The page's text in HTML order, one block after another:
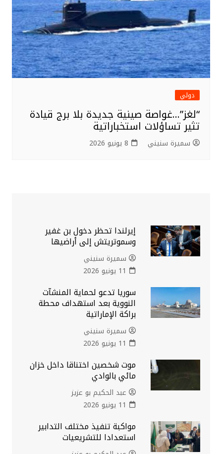
دولي
“لغز”…غواصة صينية جديدة بلا برج قيادة
تثير تساؤلات استخباراتية
سميرة سنيني 8 يونيو 2026
إيرلندا تحظر دخول بن غفير
وسموتريتش إلى أراضيها
سميرة سنيني
11 يونيو 2026
سوريا تدعو لحماية المنشآت
النووية بعد استهداف محطة
براكة الإماراتية
سميرة سنيني
11 يونيو 2026
موت شخصين اختناقا داخل خزان
مائي بالوادي
عبد الحكيم بو عزيز
11 يونيو 2026
مواكبة تنفيذ مختلف التدابير
استعدادا للتشريعيات